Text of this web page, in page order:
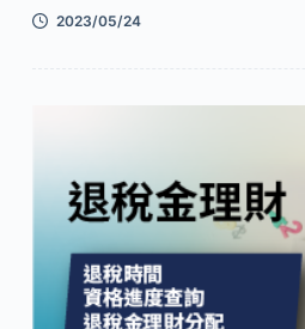
2023/05/24